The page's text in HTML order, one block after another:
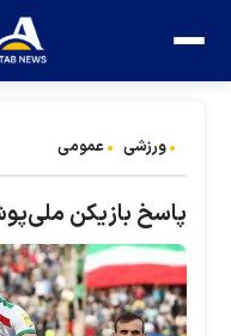
ورزشی عمومی
پاسخ بازیکن